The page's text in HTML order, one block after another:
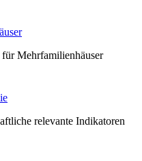
Mehrfamilienhäuser
relevante Indikatoren